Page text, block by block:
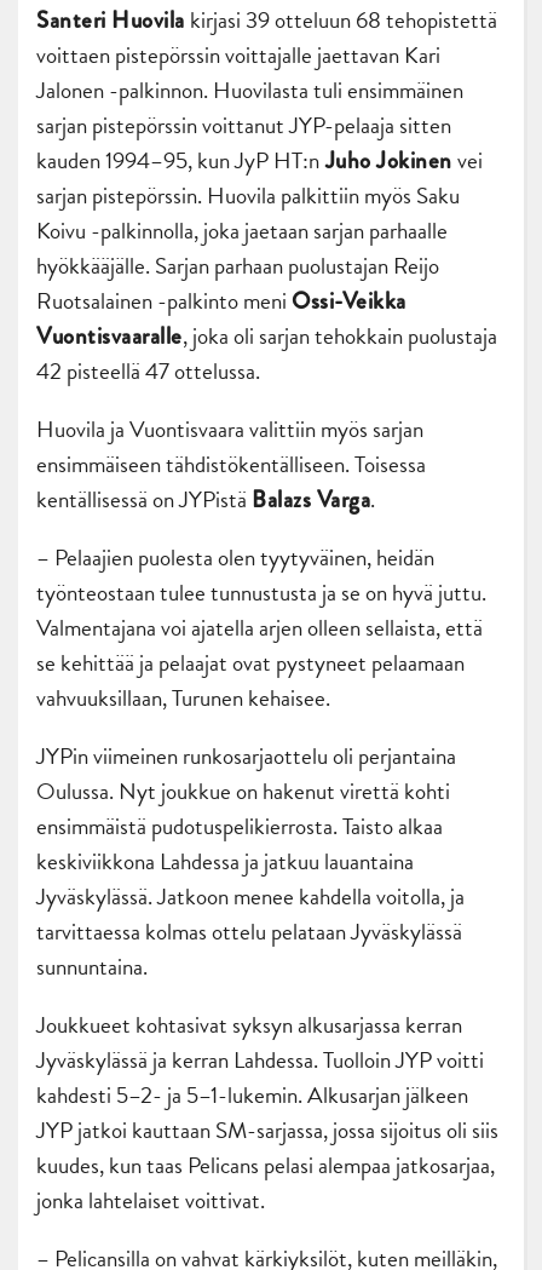
Santeri Huovila kirjasi 39 otteluun 68 tehopistettä
voittaen pistepörssin voittajalle jaettavan Kari
Jalonen -palkinnon. Huovilasta tuli ensimmäinen
sarjan pistepörssin voittanut JYP-pelaaja sitten
kauden 1994–95, kun JyP HT:nJuho Jokinenvei
sarjan pistepörssin. Huovila palkittiin myös Saku
Koivu -palkinnolla, joka jaetaan sarjan parhaalle
hyökkääjälle. Sarjan parhaan puolustajan Reijo
Ruotsalainen -palkinto meniOssi-Veikka
Vuontisvaaralle, joka oli sarjan tehokkain puolustaja
42 pisteellä 47 ottelussa.
Huovila ja Vuontisvaara valittiin myös sarjan
ensimmäiseen tähdistökentälliseen. Toisessa
kentällisessä on JYPistä Balazs Varga.
– Pelaajien puolesta olen tyytyväinen, heidän
työnteostaan tulee tunnustusta ja se on hyvä juttu.
Valmentajana voi ajatella arjen olleen sellaista, että
se kehittää ja pelaajat ovat pystyneet pelaamaan
vahvuuksillaan, Turunen kehaisee.
JYPin viimeinen runkosarjaottelu oli perjantaina
Oulussa. Nyt joukkue on hakenut virettä kohti
ensimmäistä pudotuspelikierrosta. Taisto alkaa
keskiviikkona Lahdessa ja jatkuu lauantaina
Jyväskylässä. Jatkoon menee kahdella voitolla, ja
tarvittaessa kolmas ottelu pelataan Jyväskylässä
sunnuntaina.
Joukkueet kohtasivat syksyn alkusarjassa kerran
Jyväskylässä ja kerran Lahdessa. Tuolloin JYP voitti
kahdesti 5–2- ja 5–1-lukemin. Alkusarjan jälkeen
JYP jatkoi kauttaan SM-sarjassa, jossa sijoitus oli siis
kuudes, kun taas Pelicans pelasi alempaa jatkosarjaa,
jonka lahtelaiset voittivat.
– Pelicansilla on vahvat kärkiyksilöt, kuten meilläkin,